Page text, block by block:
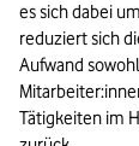
es sich dabei
reduziert sich
Aufwand
Tätigkeiten im